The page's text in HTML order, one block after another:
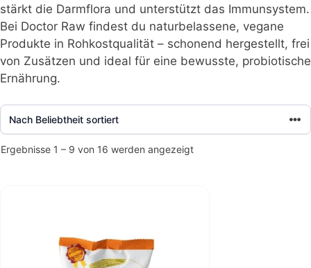
stärkt die Darmflora und unterstützt das Immunsystem.
Bei Doctor Raw findest du naturbelassene, vegane
Produkte in Rohkostqualität – schonend hergestellt, frei
von Zusätzen und ideal für eine bewusste, probiotische
Ernährung.
Ergebnisse 1 – 9 von 16 werden angezeigtNach